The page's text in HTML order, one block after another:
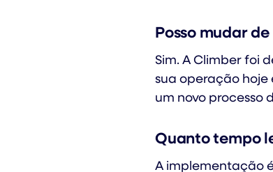
Posso mudar
Sim. A Climber foi
sua operação hoje
um novo processo
Quanto tempo
A implementação